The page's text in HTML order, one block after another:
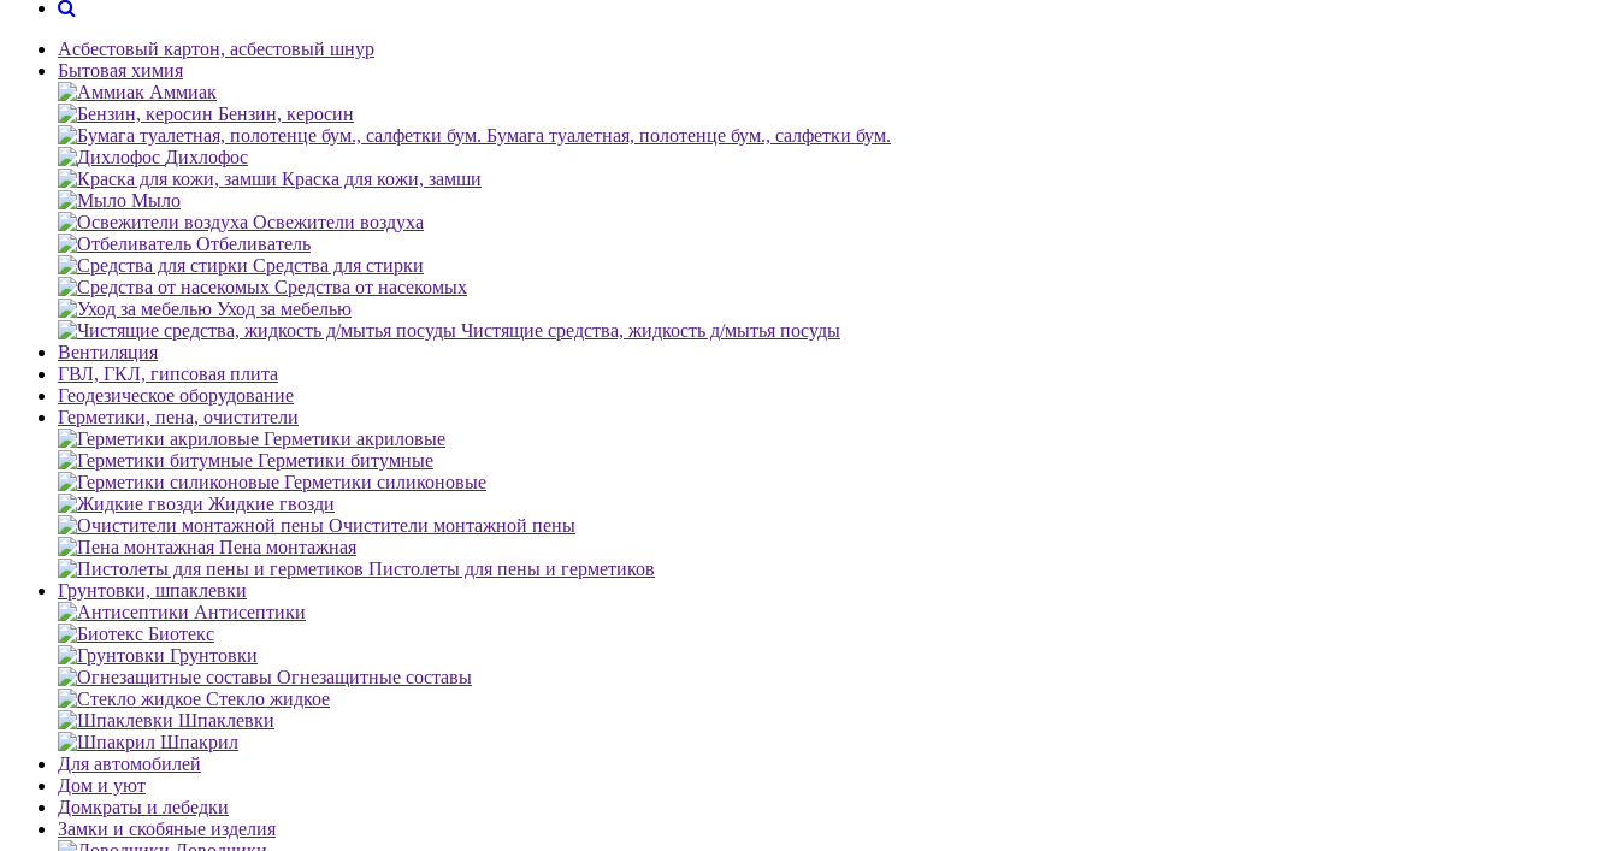
Асбестовый картон, асбестовый шнур
Бытовая химия
Аммиак
Бензин, керосин
Бумага туалетная, полотенце бум., салфетки бум.
Дихлофос
Краска для кожи, замши
Мыло
Освежители воздуха
Отбеливатель
Средства для стирки
Средства от насекомых
Уход за мебелью
Чистящие средства, жидкость д/мытья посуды
Вентиляция
ГВЛ, ГКЛ, гипсовая плита
Геодезическое оборудование
Герметики, пена, очистители
Герметики акриловые
Герметики битумные
Герметики силиконовые
Жидкие гвозди
Очистители монтажной пены
Пена монтажная
Пистолеты для пены и герметиков
Грунтовки, шпаклевки
Антисептики
Биотекс
Грунтовки
Огнезащитные составы
Стекло жидкое
Шпаклевки
Шпакрил
Для автомобилей
Дом и уют
Домкраты и лебедки
Замки и скобяные изделия